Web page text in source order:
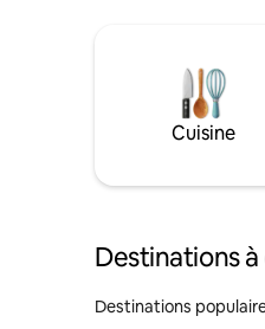
Cuisine
Destinations
Destinations